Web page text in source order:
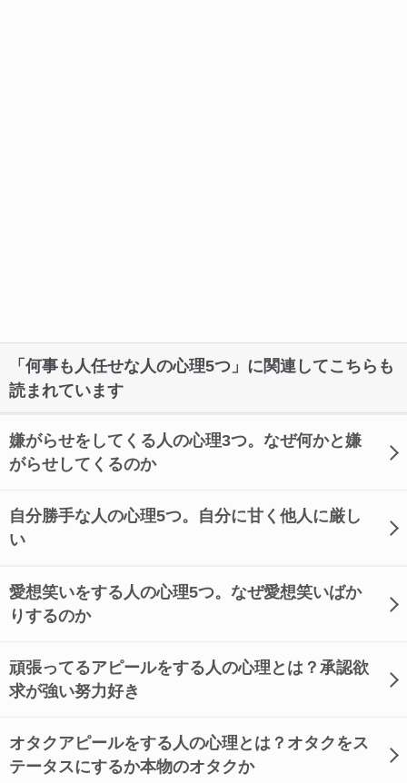
「何事も人任せな人の心理5つ」に関連してこちらも
読まれています
嫌がらせをしてくる人の心理3つ。なぜ何かと嫌
がらせしてくるのか
自分勝手な人の心理5つ。自分に甘く他人に厳し
い
愛想笑いをする人の心理5つ。なぜ愛想笑いばか
りするのか
頑張ってるアピールをする人の心理とは？承認欲
求が強い努力好き
オタクアピールをする人の心理とは？オタクをス
テータスにするか本物のオタクか